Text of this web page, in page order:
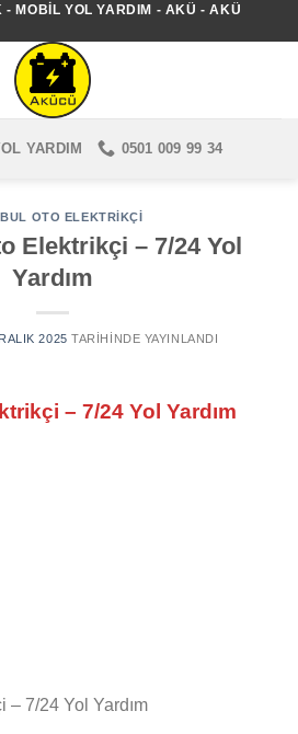
- MOBIL YOL YARDIM - AKÜ - AKÜ
YARDIM 0501 009 99 34
OTO ELEKTRIKÇI
Elektrikçi – 7/24 Yol
Yardım
2025 TARIHINDE YAYINLANDI
– 7/24 Yol Yardım
– 7/24 Yol Yardım